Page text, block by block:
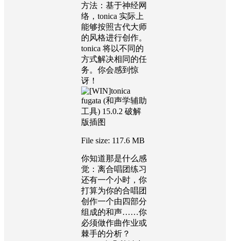
方法：基于神经网
络，tonica 实际上
能够按照古代大师
的风格进行创作。
tonica 将以不同的
方式解决相同的任
务。你会感到惊
讶！
File size: 117.6 MB
你知道那是什么感
觉：离合唱团练习
还有一个小时，你
打算为你的合唱团
创作一个由四部分
组成的和声……你
必须做作曲作业或
棘手的分析？